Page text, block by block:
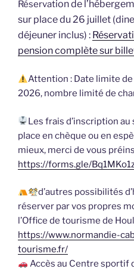
Réservation de
sur place du 26 juillet
déjeuner inclus) :
pension complète sur
Attention : Date limite
2026, nombre limité de
Les frais d’inscription
place en chèque ou en
mieux, merci de vous
https://forms.gle/
d’autres possibilités
réserver par vos propres
l’Office de tourisme de
https://www.normandie-
tourisme.fr/
Accès au Centre sportif